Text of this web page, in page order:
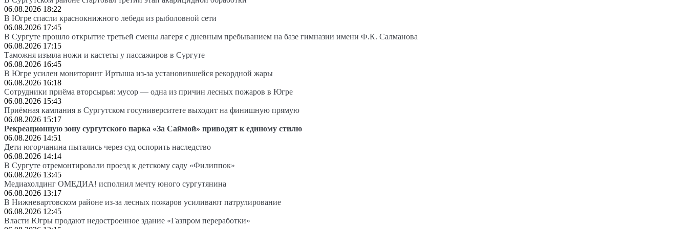
06.08.2026 18:22
В Югре спасли краснокнижного лебедя из рыболовной сети
06.08.2026 17:45
В Сургуте прошло открытие третьей смены лагеря с дневным пребыванием на базе гимназии имени Ф.К. Салманова
06.08.2026 17:15
Таможня изъяла ножи и кастеты у пассажиров в Сургуте
06.08.2026 16:45
В Югре усилен мониторинг Иртыша из-за установившейся рекордной жары
06.08.2026 16:18
Сотрудники приёма вторсырья: мусор — одна из причин лесных пожаров в Югре
06.08.2026 15:43
Приёмная кампания в Сургутском госуниверситете выходит на финишную прямую
06.08.2026 15:17
Рекреационную зону сургутского парка «За Саймой» приводят к единому стилю
06.08.2026 14:51
Дети югорчанина пытались через суд оспорить наследство
06.08.2026 14:14
В Сургуте отремонтировали проезд к детскому саду «Филиппок»
06.08.2026 13:45
Медиахолдинг ОМЕДИА! исполнил мечту юного сургутянина
06.08.2026 13:17
В Нижневартовском районе из-за лесных пожаров усиливают патрулирование
06.08.2026 12:45
Власти Югры продают недостроенное здание «Газпром переработки»